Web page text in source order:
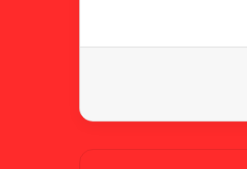
مريخية وغضب
.. ريجيكامب